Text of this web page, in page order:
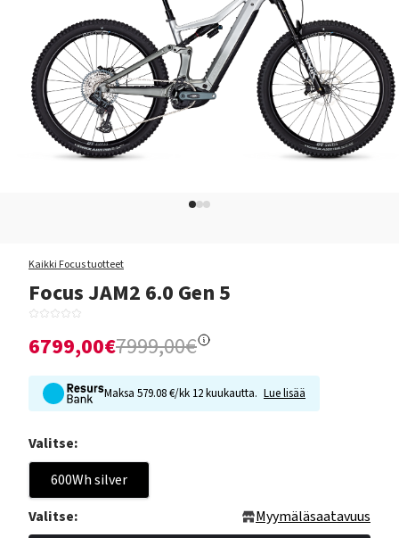
Kaikki Focus tuotteet
Focus JAM2 6.0 Gen 5
6799,00€7999,00€
Maksa 579.08 €/kk 12 kuukautta. Lue lisää
Valitse:
600Wh silver
Valitse:
Myymäläsaatavuus